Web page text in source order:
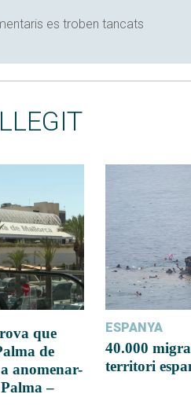
es troben tancats
que
de
anomenar-
–
ESPANYA
40.000
territori